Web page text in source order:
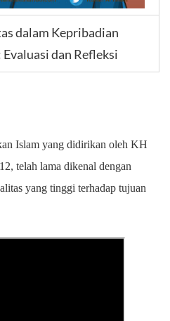
dalam Kepribadian
dan Refleksi
Islam yang didirikan oleh KH
telah lama dikenal dengan
yang tinggi terhadap tujuan